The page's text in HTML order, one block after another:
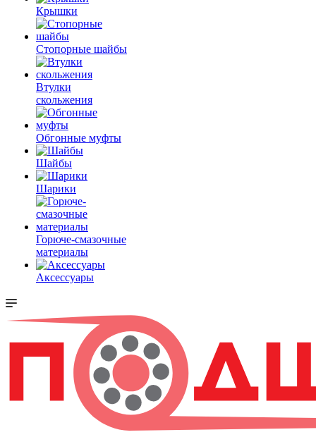
Крышки
Стопорные шайбы
Втулки
скольжения
Обгонные муфты
Шайбы
Шарики
Горюче-смазочные
материалы
Аксессуары